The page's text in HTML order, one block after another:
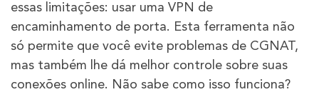
essas limitações: usar uma VPN de
encaminhamento de porta. Esta ferramenta não
só permite que você evite problemas de CGNAT,
mas também lhe dá melhor controle sobre suas
conexões online. Não sabe como isso funciona?